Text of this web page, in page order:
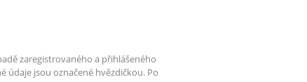
zaregistrovaného a přihlášeného
údaje jsou označené hvězdičkou. Po